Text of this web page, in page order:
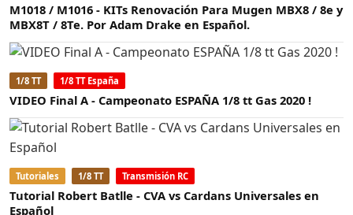
M1018 / M1016 - KITs Renovación Para Mugen MBX8 / 8e y
MBX8T / 8Te. Por Adam Drake en Español.
1/8 TT 1/8 TT España
VIDEO Final A - Campeonato ESPAÑA 1/8 tt Gas 2020 !
Tutoriales 1/8 TT Transmisión RC
Tutorial Robert Batlle - CVA vs Cardans Universales en
Español